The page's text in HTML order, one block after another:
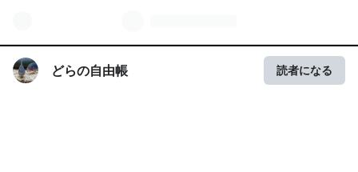
どらの自由帳 読者になる